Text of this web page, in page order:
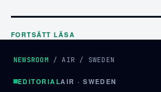
FORTSÄTT LÄSA
NEWSROOM /AIR / SWEDEN
EDITORIALAIR · SWEDEN